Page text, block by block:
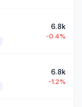
6.8k
-0.4%
6.8k
-1.2%